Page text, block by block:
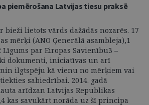
piemērošana Latvijas tiesu praksē
bieži lietots vārds dažādās nozarēs. 17
mērķi (ANO Ģenerālā asambleja),1
par Eiropas Savienību3 –
dokumenti, iniciatīvas un arī
ilgtspēju kā vienu no mērķiem vai
sabiedrībai. 2014. gadā
arīdzan Latvijas Republikas
kas savukārt norāda uz šī principa